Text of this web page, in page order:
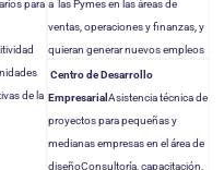
para
de la
a las Pymes en las áreas de
ventas, operaciones y finanzas, y
quieran generar nuevos empleos
Centro de Desarrollo
Empresarial Asistencia técnica de
proyectos para pequeñas y
medianas empresas en el área de
diseñoConsultoría, capacitación,